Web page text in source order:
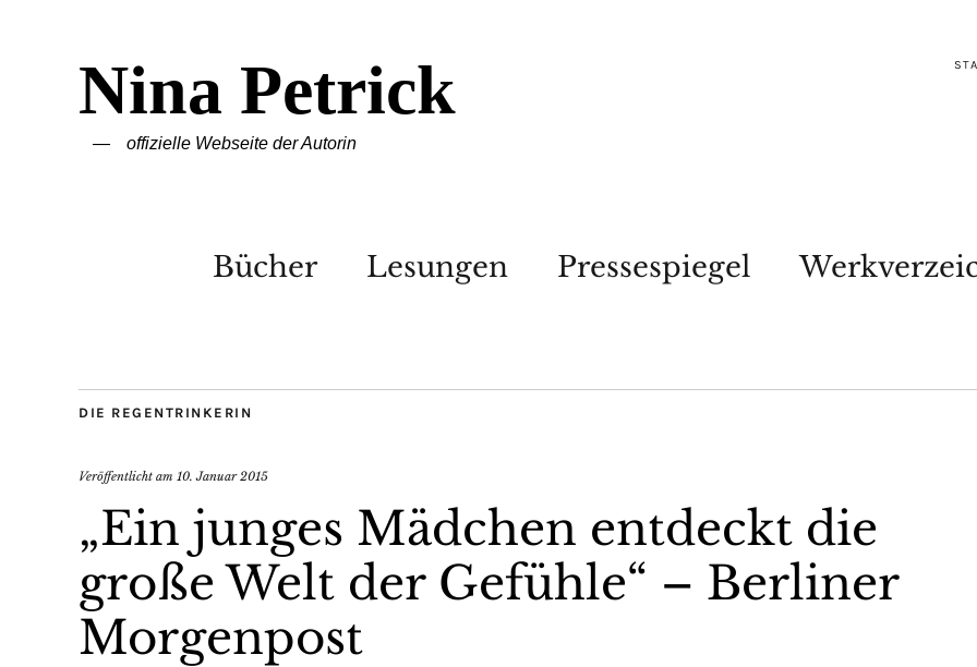
Nina Petrick
offizielle Webseite der Autorin
Bücher Lesungen Pressespiegel
DIE REGENTRINKERIN
Veröffentlicht am 10. Januar 2015
„Ein junges Mädchen entdeckt die
große Welt der Gefühle“ – Berliner
Morgenpost